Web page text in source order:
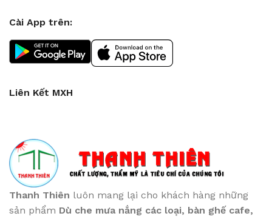
Cài App trên:
Liên Kết MXH
Thanh Thiên luôn mang lại cho khách hàng những
sản phẩm Dù che mưa nắng các loại, bàn ghế cafe,